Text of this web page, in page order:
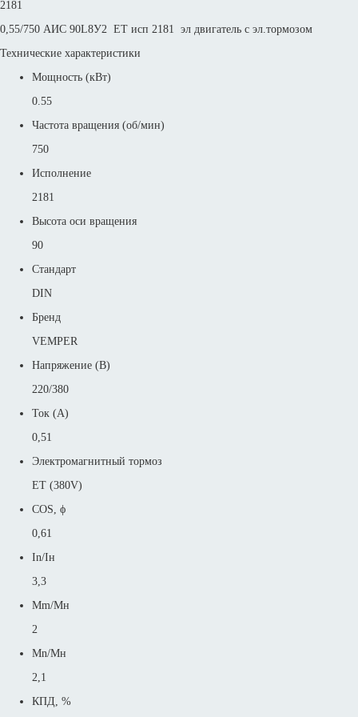
2181
0,55/750 АИС 90L8У2 ET исп 2181 эл двигатель с эл.тормозом
Технические характеристики
Мощность (кВт)
0.55
Частота вращения (об/мин)
750
Исполнение
2181
Высота оси вращения
90
Стандарт
DIN
Бренд
VEMPER
Напряжение (В)
220/380
Ток (А)
0,51
Электромагнитный тормоз
ET (380V)
COS, ϕ
0,61
In/Iн
3,3
Mm/Mн
2
Mn/Mн
2,1
КПД, %